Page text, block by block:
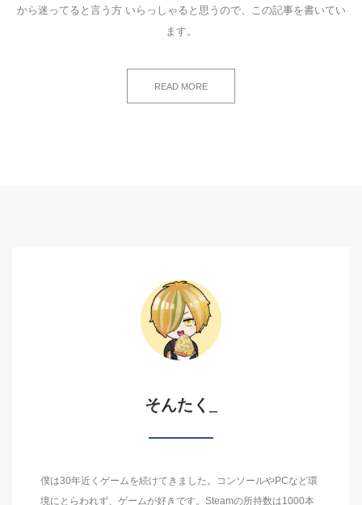
から迷ってると言う方 いらっしゃると思うので、この記事を書いてい
ます。
READ MORE
そんたく_
僕は30年近くゲームを続けてきました。コンソールやPCなど環
境にとらわれず、ゲームが好きです。Steamの所持数は1000本